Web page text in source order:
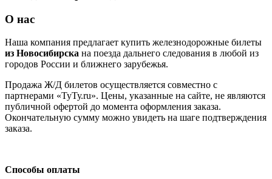
О нас
Наша компания предлагает купить железнодорожные билеты
из Новосибирска на поезда дальнего следования в любой из
городов России и ближнего зарубежья.
Продажа Ж/Д билетов осуществляется совместно с
партнерами «ТуТу.ru». Цены, указанные на сайте, не являются
публичной офертой до момента оформления заказа.
Окончательную сумму можно увидеть на шаге подтверждения
заказа.
Способы оплаты